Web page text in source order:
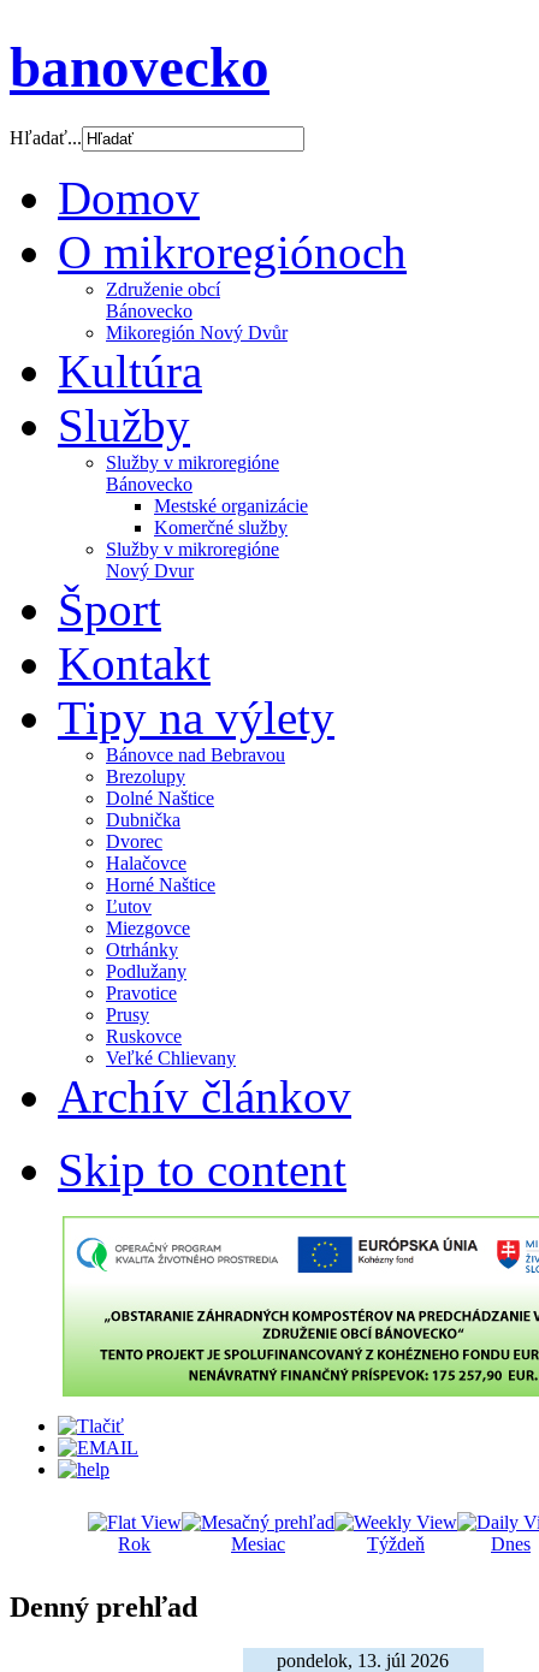
banovecko
Hľadať...
Domov
O mikroregiónoch
Združenie obcí
Bánovecko
Mikoregión Nový Dvůr
Kultúra
Služby
Služby v mikroregióne
Bánovecko
Mestské organizácie
Komerčné služby
Služby v mikroregióne
Nový Dvur
Šport
Kontakt
Tipy na výlety
Bánovce nad Bebravou
Brezolupy
Dolné Naštice
Dubnička
Dvorec
Halačovce
Horné Naštice
Ľutov
Miezgovce
Otrhánky
Podlužany
Pravotice
Prusy
Ruskovce
Veľké Chlievany
Archív článkov
Skip to content
Rok Mesiac Týždeň Dnes
Denný prehľad
pondelok, 13. júl 2026